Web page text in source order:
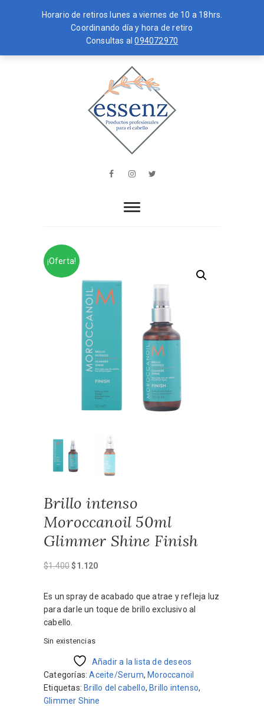
Horario de retiros lunes a viernes de 10 a 18hrs.
Coordinando día y hora de retiro
Consultas al094072970
to
essenz
EL CABELLO
FacebookInstagram
¡Oferta!
Brillo intenso
Moroccanoil 50ml
Glimmer Shine Finish
$1.400El
original
era:
$1.120El
actual
$1.120.
Es un spray de acabado que atrae y refleja luz
para darle un toque de brillo exclusivo al
cabello.
Sin existencias
Añadir a la lista de deseos
Categorías:Aceite/Serum, Moroccanoil
Etiquetas: Brillo del cabello, Brillo intenso,
Glimmer Shine